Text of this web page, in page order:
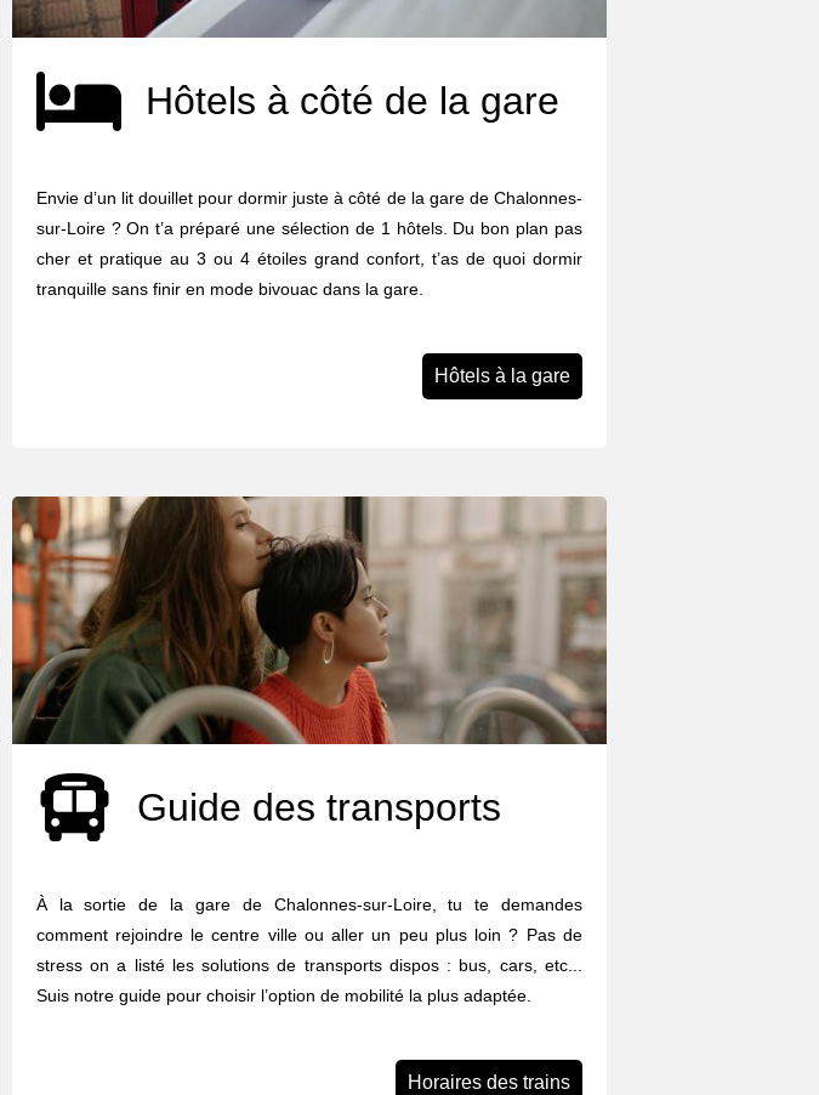
Hôtels à côté de la gare
Envie d’un lit douillet pour dormir juste à côté de la gare de Chalonnes-
sur-Loire ? On t’a préparé une sélection de 1 hôtels. Du bon plan pas
cher et pratique au 3 ou 4 étoiles grand confort, t’as de quoi dormir
tranquille sans finir en mode bivouac dans la gare.
Hôtels à la gare
Guide des transports
À la sortie de la gare de Chalonnes-sur-Loire, tu te demandes
comment rejoindre le centre ville ou aller un peu plus loin ? Pas de
stress on a listé les solutions de transports dispos : bus, cars, etc...
Suis notre guide pour choisir l’option de mobilité la plus adaptée.
Horaires des trains